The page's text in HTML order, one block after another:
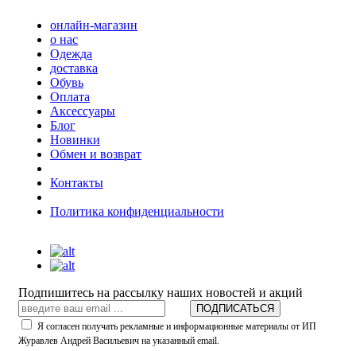
онлайн-магазин
о нас
Одежда
доставка
Обувь
Оплата
Аксессуары
Блог
Новинки
Обмен и возврат
Контакты
Политика конфиденциальности
Подпишитесь на рассылку наших новостей и акций
ПОДПИСАТЬСЯ
Я согласен получать рекламные и информационные материалы от ИП
Журавлев Андрей Васильевич на указанный email.